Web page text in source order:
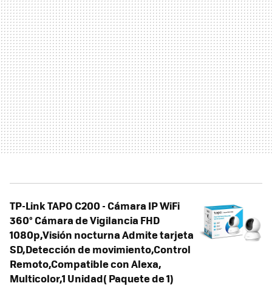
TP-Link TAPO C200 - Cámara IP WiFi
360° Cámara de Vigilancia FHD
1080p,Visión nocturna Admite tarjeta
SD,Detección de movimiento,Control
Remoto,Compatible con Alexa,
Multicolor,1 Unidad( Paquete de 1)